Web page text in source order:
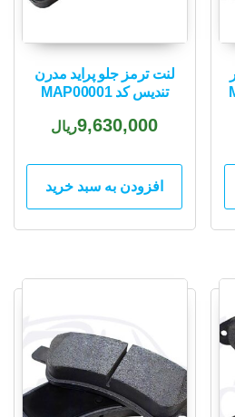
لنت ترمز جلو پراید مدرن
تندیس کد MAP00001
9,630,000ریال
افزودن به سبد خرید